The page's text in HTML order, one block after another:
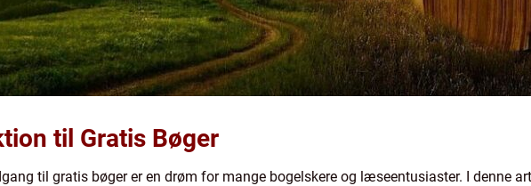
til Gratis Bøger
til gratis bøger er en drøm for mange bogelskere og læseentusiaster. I denne